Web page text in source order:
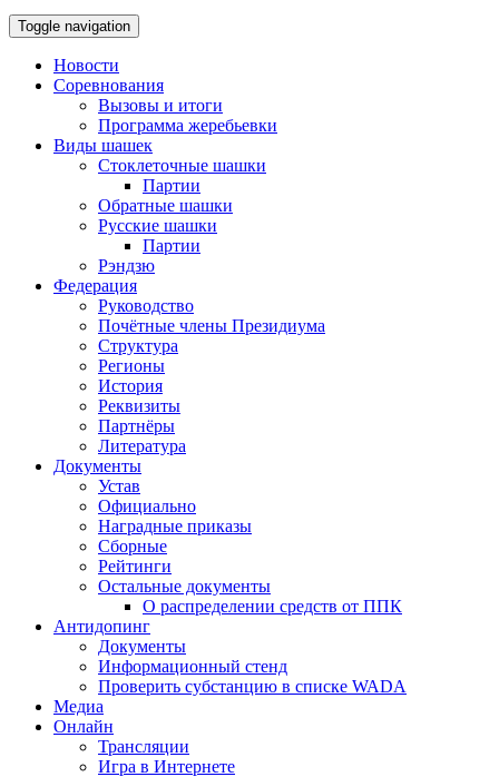
Toggle navigation
Новости
Соревнования
Вызовы и итоги
Программа жеребьевки
Виды шашек
Стоклеточные шашки
Партии
Обратные шашки
Русские шашки
Партии
Рэндзю
Федерация
Руководство
Почётные члены Президиума
Структура
Регионы
История
Реквизиты
Партнёры
Литература
Документы
Устав
Официально
Наградные приказы
Сборные
Рейтинги
Остальные документы
О распределении средств от ППК
Антидопинг
Документы
Информационный стенд
Проверить субстанцию в списке WADA
Медиа
Онлайн
Трансляции
Игра в Интернете